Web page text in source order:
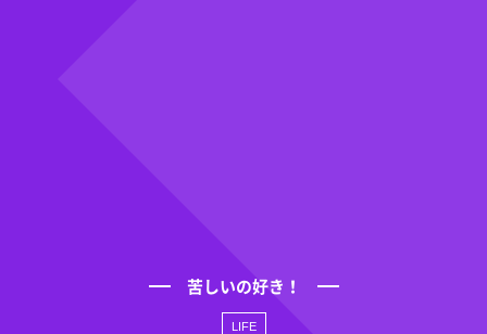
苦しいの好き！
LIFE